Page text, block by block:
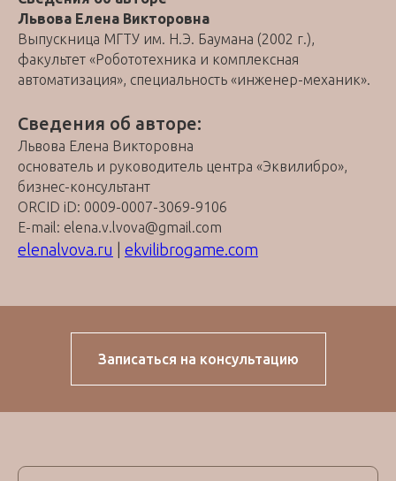
Львова Елена Викторовна
Выпускница МГТУ им. Н.Э. Баумана (2002 г.),
факультет «Робототехника и комплексная
автоматизация», специальность «инженер-механик».
Сведения об авторе:
Львова Елена Викторовна
основатель и руководитель центра «Эквилибро»,
бизнес-консультант
ORCID iD: 0009-0007-3069-9106
E-mail: elena.v.lvova@gmail.com
elenalvova.ru ekvilibrogame.com
Записаться на консультацию